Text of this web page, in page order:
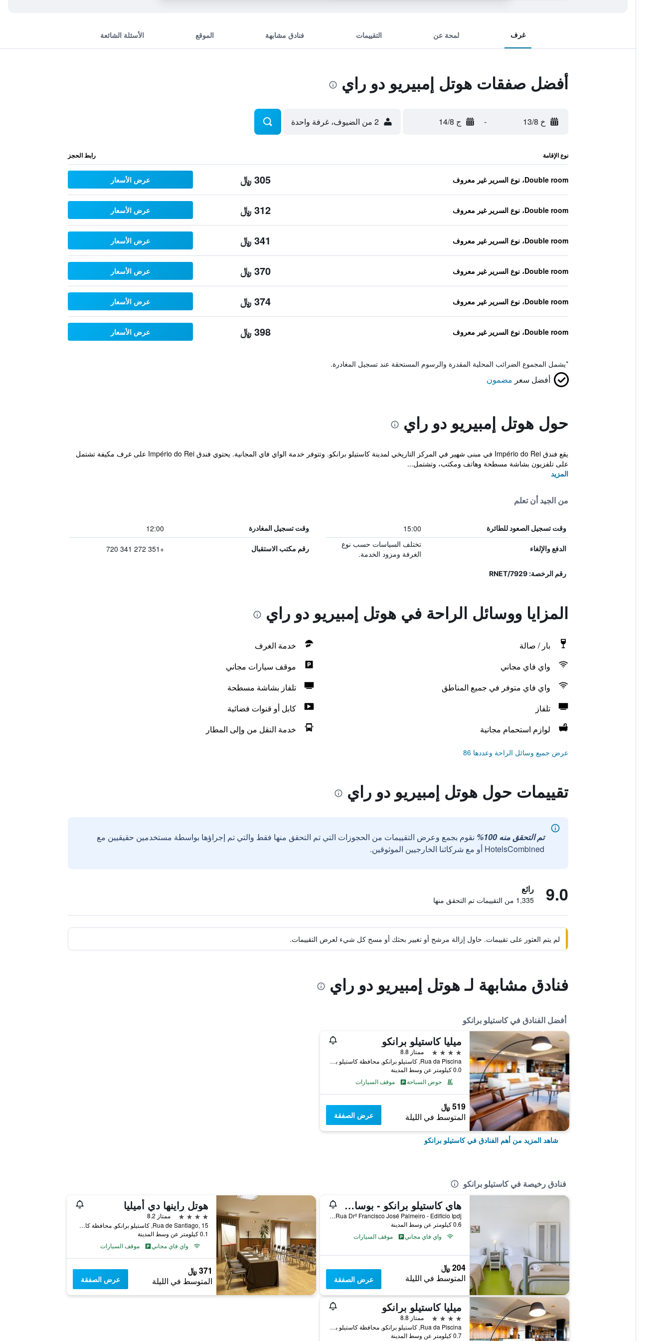
غرف لمحة عن التقييمات فنادق مشابهة الموقع الأسئلة الشائعة
أفضل صفقات هوتل إمبيريو دو راي
خ 13/8 - ج 14/8 2 من الضيوف، غرفة واحدة
نوع الإقامة رابط الحجز
Double room، نوع السرير غير معروف 305 ﷼ عرض الأسعار
Double room، نوع السرير غير معروف 312 ﷼ عرض الأسعار
Double room، نوع السرير غير معروف 341 ﷼ عرض الأسعار
Double room، نوع السرير غير معروف 370 ﷼ عرض الأسعار
Double room، نوع السرير غير معروف 374 ﷼ عرض الأسعار
Double room، نوع السرير غير معروف 398 ﷼ عرض الأسعار
*يشمل المجموع الضرائب المحلية المقدرة والرسوم المستحقة عند تسجيل المغادرة.
أفضل سعر مضمون
حول هوتل إمبيريو دو راي
يقع فندق Império do Rei في مبنى شهير في المركز التاريخي لمدينة كاستيلو برانكو. وتتوفر خدمة الواي فاي المجانية. يحتوي فندق Império do Rei على غرف مكيفة تشتمل
على تلفزيون بشاشة مسطحة وهاتف ومكتب، وتشتمل...
المزيد
من الجيد أن تعلم
وقت تسجيل الصعود للطائرة 15:00 وقت تسجيل المغادرة 12:00
الدفع والإلغاء
تختلف السياسات حسب نوع
الغرفة ومزود الخدمة.
رقم مكتب الاستقبال +351 272 341 720
رقم الرخصة: 7929/RNET
المزايا ووسائل الراحة في هوتل إمبيريو دو راي
بار / صالة
خدمة الغرف
واي فاي مجاني
موقف سيارات مجاني
واي فاي متوفر في جميع المناطق
تلفاز بشاشة مسطحة
تلفاز
كابل أو قنوات فضائية
لوازم استحمام مجانية
خدمة النقل من وإلى المطار
عرض جميع وسائل الراحة وعددها 86
تقييمات حول هوتل إمبيريو دو راي
تم التحقق منه 100%
نقوم بجمع وعرض التقييمات من الحجوزات التي تم التحقق منها فقط والتي تم إجراؤها بواسطة مستخدمين حقيقيين مع
HotelsCombined أو مع شركائنا الخارجيين الموثوقين.
9.0 رائع
1,335 من التقييمات تم التحقق منها
لم يتم العثور على تقييمات. حاول إزالة مرشح أو تغيير بحثك أو مسح كل شيء لعرض التقييمات.
فنادق مشابهة لـ هوتل إمبيريو دو راي
أفضل الفنادق في كاستيلو برانكو
ميليا كاستيلو برانكو
4 نجوم
ممتاز 8.8
Rua da Piscina, كاستيلو برانكو, محافظة كاستيلو برانكو, البرتغال
0.0 كيلومتر عن وسط المدينة
حوض السباحة
موقف السيارات
519 ﷼
المتوسط في الليلة عرض الصفقة
شاهد المزيد من أهم الفنادق في كاستيلو برانكو
فنادق رخيصة في كاستيلو برانكو
هاي كاستيلو برانكو - بوسادا دي جوفينتود - هوستل
Rua Drº Francisco José Palmeiro - Edifício Ipdj, كاستيلو برانكو, محافظة كاستيلو برانكو, البرتغال
0.6 كيلومتر عن وسط المدينة
واي فاي مجاني
موقف السيارات
204 ﷼
المتوسط في الليلة عرض الصفقة
هوتل راينها دي أميليا
4 نجوم
ممتاز 8.2
Rua de Santiago, 15, كاستيلو برانكو, محافظة كاستيلو برانكو, البرتغال
0.1 كيلومتر عن وسط المدينة
واي فاي مجاني
موقف السيارات
371 ﷼
المتوسط في الليلة عرض الصفقة
ميليا كاستيلو برانكو
4 نجوم
ممتاز 8.8
Rua da Piscina, كاستيلو برانكو, محافظة كاستيلو برانكو, البرتغال
0.7 كيلومتر عن وسط المدينة